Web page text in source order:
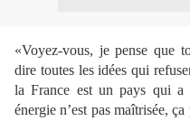
«Voyez-vous, je pense que
dire toutes les idées qui
la France est un pays qui a
énergie n’est pas maîtrisée,